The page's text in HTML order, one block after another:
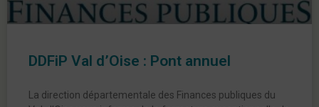
DDFiP Val d’Oise : Pont annuel
La direction départementale des Finances publiques du